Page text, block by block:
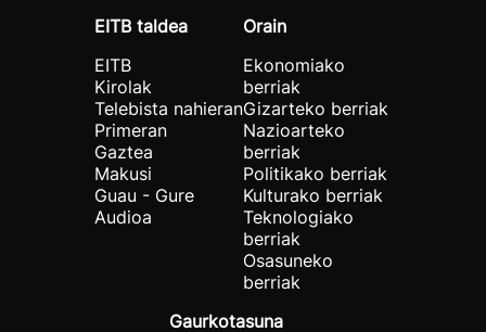
EITB taldea
EITB
Kirolak
Telebista nahieran
Primeran
Gaztea
Makusi
Guau - Gure
Audioa
Orain
Ekonomiako
berriak
Gizarteko berriak
Nazioarteko
berriak
Politikako berriak
Kulturako berriak
Teknologiako
berriak
Osasuneko
berriak
Gaurkotasuna